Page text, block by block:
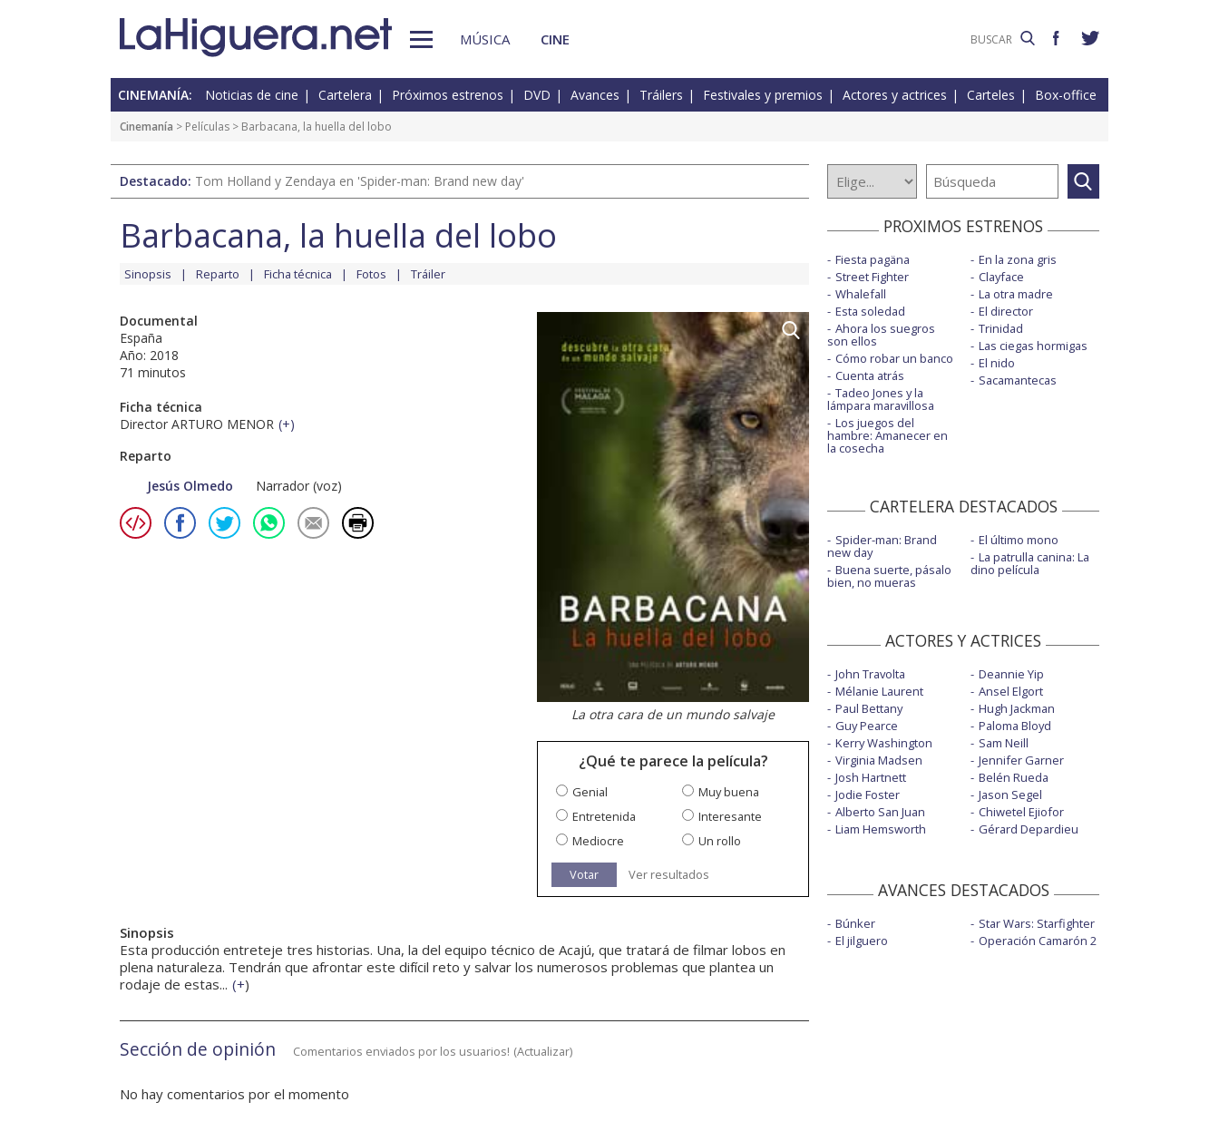
MÚSICA CINE
CINEMANÍA: Noticias de cine Cartelera Próximos estrenos DVD Avances Tráilers Festivales y premios Actores y actrices Carteles Box-office
Cinemanía > Películas > Barbacana, la huella del lobo
Destacado: Tom Holland y Zendaya en 'Spider-man: Brand new day'
Barbacana, la huella del lobo
Sinopsis Reparto Ficha técnica Fotos Tráiler
Documental
España
Año: 2018
71 minutos
Ficha técnica
Director ARTURO MENOR (+)
Reparto
Jesús Olmedo
Narrador (voz)
La otra cara de un mundo salvaje
¿Qué te parece la película?
Genial
Muy buena
Entretenida
Interesante
Mediocre
Un rollo
Votar Ver resultados
Sinopsis
Esta producción entreteje tres historias. Una, la del equipo técnico de Acajú, que tratará de filmar lobos en
plena naturaleza. Tendrán que afrontar este difícil reto y salvar los numerosos problemas que plantea un
rodaje de estas... (+)
Sección de opinión Comentarios enviados por los usuarios! (Actualizar)
No hay comentarios por el momento
PROXIMOS ESTRENOS
Fiesta pagäna
Street Fighter
Whalefall
Esta soledad
Ahora los suegros
son ellos
Cómo robar un banco
Cuenta atrás
Tadeo Jones y la
lámpara maravillosa
Los juegos del
hambre: Amanecer en
la cosecha
En la zona gris
Clayface
La otra madre
El director
Trinidad
Las ciegas hormigas
El nido
Sacamantecas
CARTELERA DESTACADOS
Spider-man: Brand
new day
Buena suerte, pásalo
bien, no mueras
El último mono
La patrulla canina: La
dino película
ACTORES Y ACTRICES
John Travolta
Mélanie Laurent
Paul Bettany
Guy Pearce
Kerry Washington
Virginia Madsen
Josh Hartnett
Jodie Foster
Alberto San Juan
Liam Hemsworth
Deannie Yip
Ansel Elgort
Hugh Jackman
Paloma Bloyd
Sam Neill
Jennifer Garner
Belén Rueda
Jason Segel
Chiwetel Ejiofor
Gérard Depardieu
AVANCES DESTACADOS
Búnker
El jilguero
Star Wars: Starfighter
Operación Camarón 2